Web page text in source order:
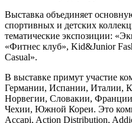
Выставка объединяет
спортивных и детских
тематические экспозиции:
«Фитнес клуб», Kid&Junior
Casual».
В выставке примут участие
Германии, Испании, Италии,
Норвегии, Словакии,
Чехии, Южной Кореи. Это
Accapi, Action Distribution,